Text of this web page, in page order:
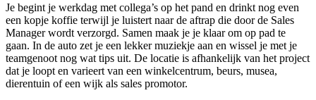
Je begint je werkdag met collega’s op het pand en drinkt nog even
een kopje koffie terwijl je luistert naar de aftrap die door de Sales
Manager wordt verzorgd. Samen maak je je klaar om op pad te
gaan. In de auto zet je een lekker muziekje aan en wissel je met je
teamgenoot nog wat tips uit. De locatie is afhankelijk van het project
dat je loopt en varieert van een winkelcentrum, beurs, musea,
dierentuin of een wijk als sales promotor.